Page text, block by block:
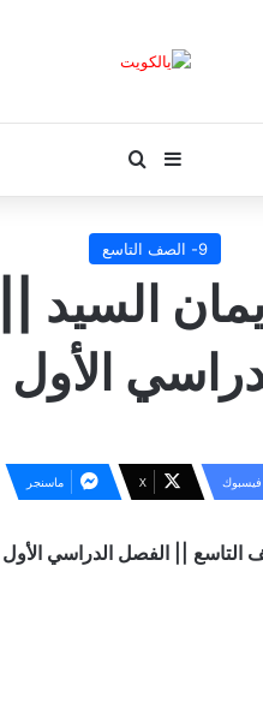
إضافة عمود جانبي
بحث عن
9- الصف التاسع
الأول
فيسبوك ‫X ماسنجر
التاسع || الفصل الدراسي الأول